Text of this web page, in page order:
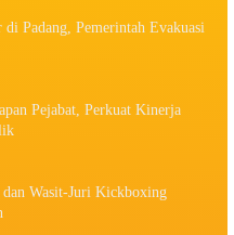
Padang, Pemerintah Evakuasi
Pejabat, Perkuat Kinerja
Wasit-Juri Kickboxing